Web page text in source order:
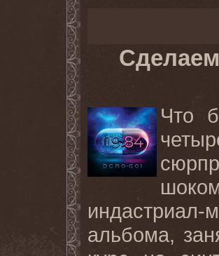
Что
альбома,